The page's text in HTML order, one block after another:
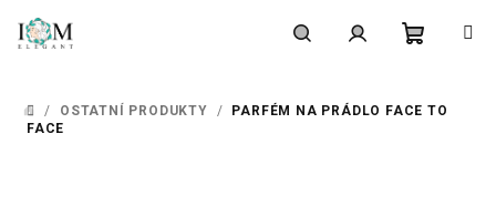
obsah
DOMŮ
/ OSTATNÍ PRODUKTY /
PARFÉM NA PRÁDLO FACE TO
FACE